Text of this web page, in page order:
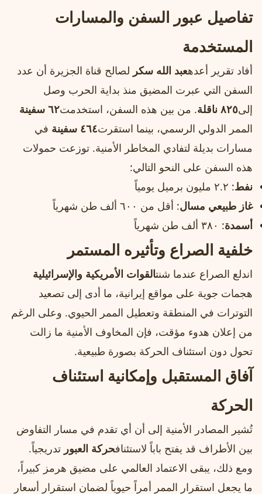
تفاصيل عبور السفن والمسارات
المستخدمة
أفاد تقرير أعدهعبد الله سكر لصالح قناة الجزيرة أن عدد
السفن التي عبرت المضيق منذ بداية الحرب وصل
إلى٨٢٥ ناقلة . من بين هذه السفن، استخدمت٦٢ سفينة
الممر الدولي الرسمي، بينما استقرت٤٦٤ سفينة
في
مسارات بديلة لتفادي المخاطر الأمنية. توزعت حمولات
هذه السفن على النحو التالي:
نفط: ٢.٢ مليون برميل يومياً
غاز طبيعي مسال: أقل من ٦٠٠ ألف طن شهرياً
أسمدة: ٣٨٠ ألف طن شهرياً
خلفية الصراع وتأثيره المستمر
اندلع الصراع عندما شنتالقوات الأمريكية والإسرائيلية
هجمات جوية على مواقع إيرانية، ما أدى إلى تصعيد
التوترات في المنطقة وتعطيل الممر الحيوي. وعلى الرغم
من إعلان هدوء مؤقت، فإن المخاوف الأمنية ما زالت
تحول دون استئناف الحركة بصورة طبيعية.
آفاق المستقبل وإمكانية استئناف
الحركة
تُشير المصادر الأمنية إلى أن أي تقدم في مسار التفاوض
بين الأطراف قد يفتح باباً لاستئنافحركة العبور تدريجياً.
ومع ذلك، يبقى الاعتماد العالمي على مضيق هرمز كبيراً،
ما يجعل استقرار الممر أمراً حيوياً لضمان استقرار أسعار